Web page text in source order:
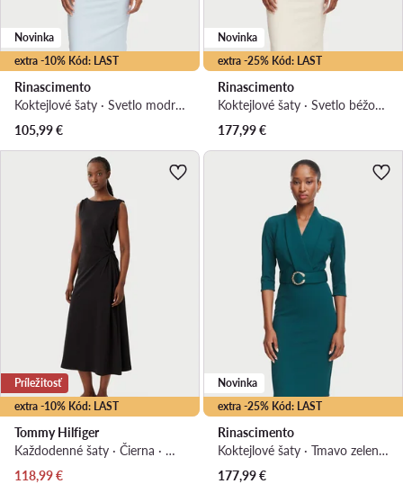
extra -10% Kód: LAST
Novinka
Rinascimento
Koktejlové šaty · Svetlo modrá · Midi
105,99€
extra -25% Kód: LAST
Novinka
Rinascimento
Koktejlové šaty · Svetlo béžová · Midi
177,99€
extra -10% Kód: LAST
Príležitosť
Tommy Hilfiger
Každodenné šaty · Čierna · Midi
Aktuálna cena
118,99€
extra -25% Kód: LAST
Novinka
Rinascimento
Koktejlové šaty · Tmavo zelená · Midi
177,99€